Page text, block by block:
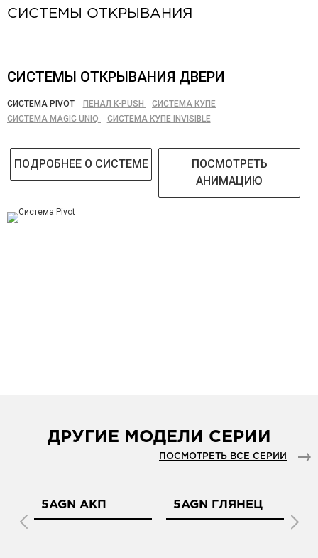
СИСТЕМЫ ОТКРЫВАНИЯ
СИСТЕМЫ ОТКРЫВАНИЯ ДВЕРИ
СИСТЕМА PIVOT ПЕНАЛ K-PUSH
СИСТЕМА КУПЕ
СИСТЕМА MAGIC UNIQ
СИСТЕМА КУПЕ INVISIBLE
ПОДРОБНЕЕ О СИСТЕМЕ
ПОСМОТРЕТЬ
АНИМАЦИЮ
ДРУГИЕ МОДЕЛИ СЕРИИ
ПОСМОТРЕТЬ ВСЕ СЕРИИ
5AGN АКП 5AGN ГЛЯНЕЦ